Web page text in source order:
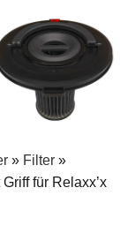
» Filter »
für Relaxx’x